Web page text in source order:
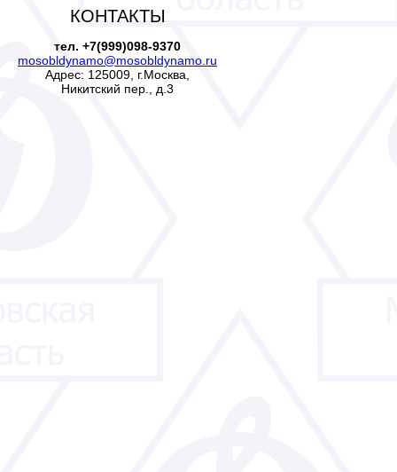
КОНТАКТЫ
тел. +7(999)098-9370
mosobldynamo@mosobldynamo.ru
Адрес: 125009, г.Москва,
Никитский пер., д.3